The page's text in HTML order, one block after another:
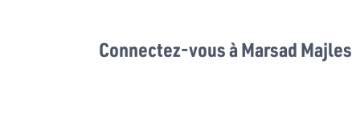
Connectez-vous à Marsad Majles